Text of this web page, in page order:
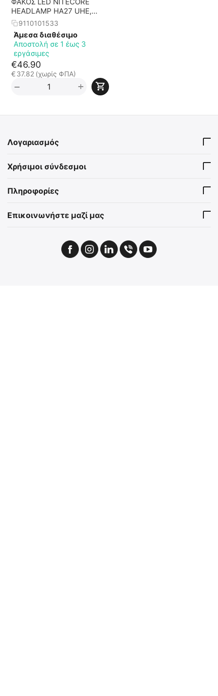
HEADLAMP HA27 UHE,
800lumens, 75g
9110101533
Άμεσα διαθέσιμο
Αποστολή σε 1 έως 3
εργάσιμες
€46.90
€ 37.82 (χωρίς ΦΠΑ)
+
−
Λογαριασμός
Χρήσιμοι σύνδεσμοι
Πληροφορίες
Επικοινωνήστε μαζί μας